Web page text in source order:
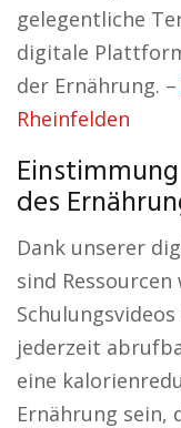
gelegentliche
digitale
der Ernährung. –
Rheinfelden
des
Dank unserer
sind
jederzeit
eine
Ernährung sein,